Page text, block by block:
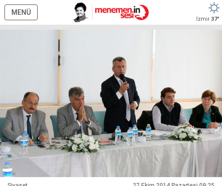
MENÜ
İzmir 37°